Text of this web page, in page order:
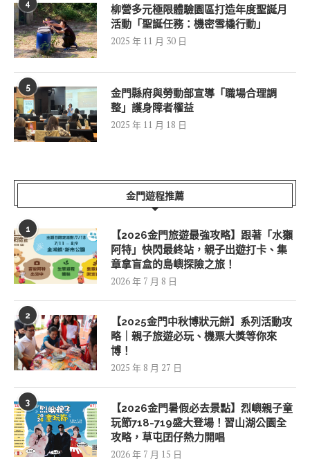
4
柳營多元極限體驗園區打造年度聖誕月
活動「聖誕任務：機密雪橇行動」
2025 年 11 月 30 日
5
金門縣府與勞動部宣導「職場合理調
整」護身障者權益
2025 年 11 月 18 日
金門遊程推薦
1
【2026金門旅遊最強攻略】跟著「水獺
阿特」快閃最終站，親子出遊打卡、集
章拿盲盒的島嶼探險之旅！
2026 年 7 月 8 日
2
【2025金門中秋博狀元餅】系列活動攻
略｜親子旅遊必玩、機票大獎等你來
博！
2025 年 8 月 27 日
3
【2026金門暑假必去景點】烈嶼親子童
玩節718-719盛大登場！習山湖公園全
攻略，草屯囝仔熱力開唱
2026 年 7 月 15 日